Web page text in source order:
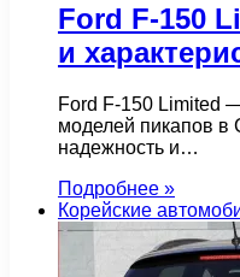
Ford F-150
и
Ford F-150 Limited
моделей пикапов
надежность и…
Подробнее »
Корейские